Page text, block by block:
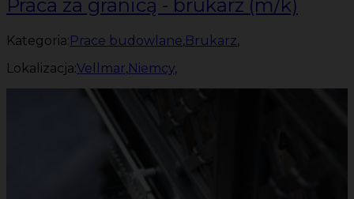
Praca za granicą - brukarz (m/k)
Kategoria: Prace budowlane,Brukarz,
Lokalizacja:Vellmar,Niemcy,